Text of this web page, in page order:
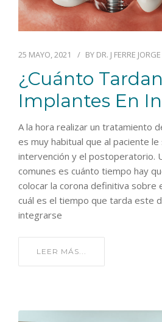
25 MAYO, 2021 BY DR. J FERRE JORGE
¿Cuánto
Implantes En
A la hora realizar un tratamiento
es muy habitual que al paciente
intervención y el postoperatorio.
comunes es cuánto tiempo hay
colocar la corona definitiva sobre
cuál es el tiempo que tarda este
integrarse
LEER MÁS...